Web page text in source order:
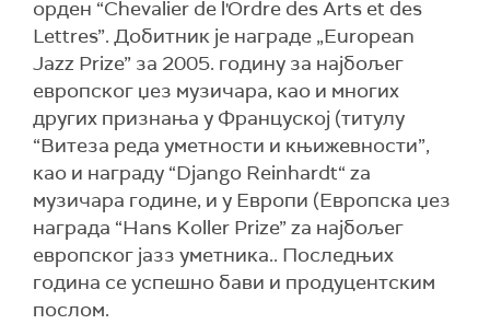
орден “Chevalier de l'Ordre des Arts et des
Lettres”. Добитник је награде „European
Jazz Prize” за 2005. годину за најбољег
европског џез музичара, као и многих
других признања у Француској (титулу
“Витеза реда уметности и књижевности”,
као и награду “Django Reinhardt“ zа
музичара године, и у Европи (Европска џез
награда “Hans Koller Prize” zа најбољег
европског јазз уметника.. Последњих
година се успешно бави и продуцентским
послом.